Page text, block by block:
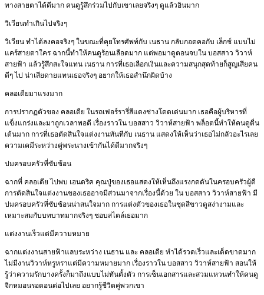
ทางสายตาได้ดีมาก คนดูรู้สึกร่วมไปกับเขาเลยจริงๆ ดูแล้วอินมาก
วิเวียนทำเกินไปจริงๆ
วิเวียน ทำได้ลงคอจริงๆ ในขณะที่คุยโทรศัพท์กับ เนธาน กลับกอดคอกับ เล็กซ์ แบบไม่
แคร์สายตาใคร ฉากนี้ทำให้คนดูร้อนเลือดมาก แต่พอมาดูตอนจบใน บอสสาว วิวาห์
สายฟ้า แล้วรู้สึกสะใจแทน เนธาน การที่เธอเลือกเงินและความสนุกสุดท้ายก็สูญเสียคน
ดีๆ ไป น่าเสียดายแทนเธอจริงๆ อยากให้เธอสำนึกผิดบ้าง
คลอเดียมาแรงมาก
การปรากฏตัวของ คลอเดีย ในรถเฟอร์รารี่สีแดงช่างโดดเด่นมาก เธอคือผู้บริหารที่
แข็งแกร่งและมาถูกเวลาพอดี เรื่องราวใน บอสสาว วิวาห์สายฟ้า พล็อตนี้ทำให้คนดูตื่น
เต้นมาก การที่เธอตัดสินใจแต่งงานทันทีกับ เนธาน แสดงให้เห็นว่าเธอไม่กลัวอะไรเลย
ความเคมีระหว่างคู่พระนางเข้ากันได้ดีมากจริงๆ
ปมครอบครัวที่ซับซ้อน
ฉากที่ คลอเดีย ไปพบ เฮนดริค คุณปู่ของเธอแสดงให้เห็นถึงแรงกดดันในครอบครัวผู้ดี
การตัดสินใจแต่งงานของเธออาจมีส่วนมาจากเรื่องนี้ด้วย ใน บอสสาว วิวาห์สายฟ้า มี
ปมครอบครัวที่ซับซ้อนน่าสนใจมาก การแต่งตัวของเธอในชุดสีขาวดูสง่างามและ
เหมาะสมกับบทบาทมากจริงๆ ชอบสไตล์เธอมาก
แต่งงานเร็วแต่มีความหมาย
ฉากแต่งงานสายฟ้าแลบระหว่าง เนธาน และ คลอเดีย ทำได้รวดเร็วและเด็ดขาดมาก
ไม่มีงานวิวาห์หรูหราแต่มีความหมายมาก เรื่องราวใน บอสสาว วิวาห์สายฟ้า สอนให้
รู้ว่าความรักบางครั้งก็มาถึงแบบไม่ทันตั้งตัว การเซ็นเอกสารและสวมแหวนทำให้คนดู
จิกหมอนรอตอนต่อไปเลย อยากรู้ชีวิตคู่พวกเขา